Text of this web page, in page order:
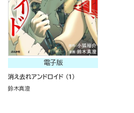
電子版
消え去れアンドロイド （1）
鈴木真澄